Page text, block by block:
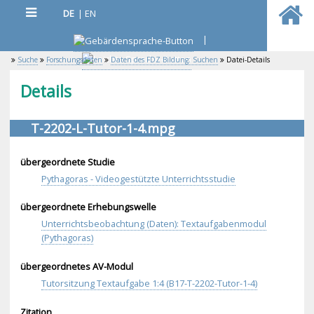
DE | EN
|
Suche Forschungsdaten Daten des FDZ Bildung: Suchen Datei-Details
Details
T-2202-L-Tutor-1-4.mpg
übergeordnete Studie
Pythagoras - Videogestützte Unterrichtsstudie
übergeordnete Erhebungswelle
Unterrichtsbeobachtung (Daten): Textaufgabenmodul
(Pythagoras)
übergeordnetes AV-Modul
Tutorsitzung Textaufgabe 1:4 (B17-T-2202-Tutor-1-4)